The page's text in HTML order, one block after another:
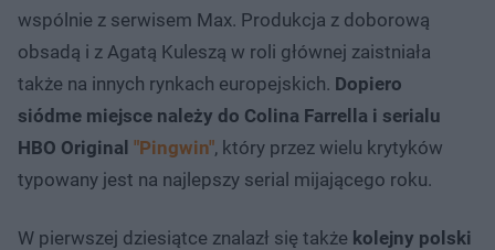
wspólnie z serwisem Max. Produkcja z doborową
obsadą i z Agatą Kuleszą w roli głównej zaistniała
także na innych rynkach europejskich. Dopiero
siódme miejsce należy do Colina Farrella i serialu
HBO Original "Pingwin", który przez wielu krytyków
typowany jest na najlepszy serial mijającego roku.
W pierwszej dziesiątce znalazł się także kolejny polski